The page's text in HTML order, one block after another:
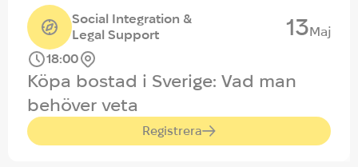
Social Integration &
Legal Support
13Maj
18:00
Köpa bostad i Sverige: Vad man
behöver veta
Registrera